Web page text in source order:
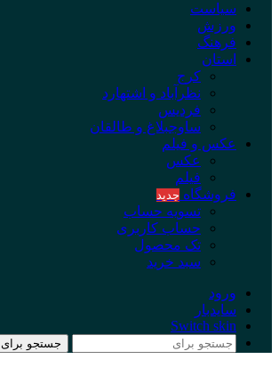
سیاست
ورزش
فرهنگ
استان
کرج
نظرآباد و اشتهارد
فردیس
ساوجبلاغ و طالقان
عکس و فیلم
عکس
فیلم
فروشگاه جدید
تسویه حساب
حساب کاربری
تک محصول
سبد خرید
ورود
سایدبار
Switch skin
جستجو برای